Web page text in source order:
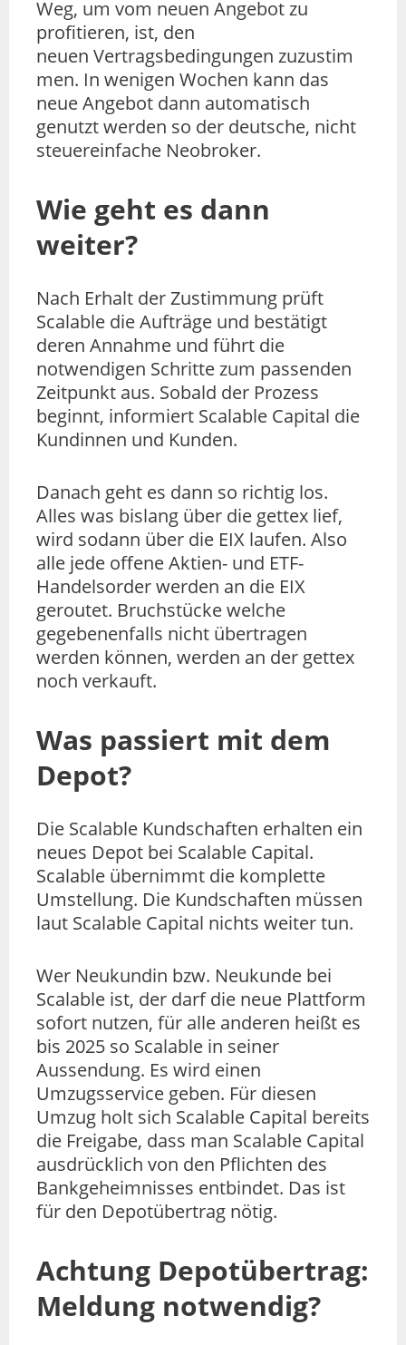
Weg, um vom neuen Angebot zu
profitieren, ist, den
neuen Vertragsbedingungen zuzustim
men. In wenigen Wochen kann das
neue Angebot dann automatisch
genutzt werden so der deutsche, nicht
steuereinfache Neobroker.
Wie geht es dann
weiter?
Nach Erhalt der Zustimmung prüft
Scalable die Aufträge und bestätigt
deren Annahme und führt die
notwendigen Schritte zum passenden
Zeitpunkt aus. Sobald der Prozess
beginnt, informiert Scalable Capital die
Kundinnen und Kunden.
Danach geht es dann so richtig los.
Alles was bislang über die gettex lief,
wird sodann über die EIX laufen. Also
alle jede offene Aktien- und ETF-
Handelsorder werden an die EIX
geroutet. Bruchstücke welche
gegebenenfalls nicht übertragen
werden können, werden an der gettex
noch verkauft.
Was passiert mit dem
Depot?
Die Scalable Kundschaften erhalten ein
neues Depot bei Scalable Capital.
Scalable übernimmt die komplette
Umstellung. Die Kundschaften müssen
laut Scalable Capital nichts weiter tun.
Wer Neukundin bzw. Neukunde bei
Scalable ist, der darf die neue Plattform
sofort nutzen, für alle anderen heißt es
bis 2025 so Scalable in seiner
Aussendung. Es wird einen
Umzugsservice geben. Für diesen
Umzug holt sich Scalable Capital bereits
die Freigabe, dass man Scalable Capital
ausdrücklich von den Pflichten des
Bankgeheimnisses entbindet. Das ist
für den Depotübertrag nötig.
Achtung Depotübertrag:
Meldung notwendig?